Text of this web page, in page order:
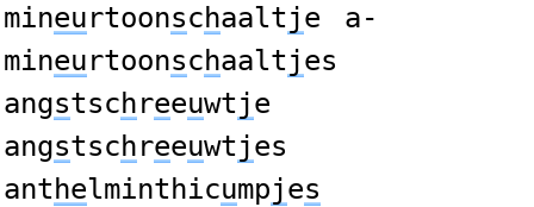
mineurtoonschaaltje
a-
mineurtoonschaaltjes
angstschreeuwtje
angstschreeuwtjes
anthelminthicumpjes